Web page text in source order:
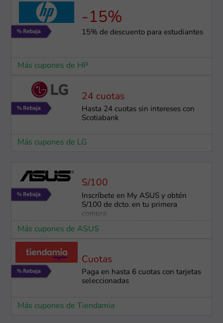
-15%
15% de descuento para estudiantes
Más cupones de HP
24 cuotas
Hasta 24 cuotas sin intereses con
Scotiabank
Más cupones de LG
S/100
Inscríbete en My ASUS y obtén
S/100 de dcto. en tu primera
compra
Más cupones de ASUS
Cuotas
Paga en hasta 6 cuotas con tarjetas
seleccionadas
Más cupones de Tiendamia